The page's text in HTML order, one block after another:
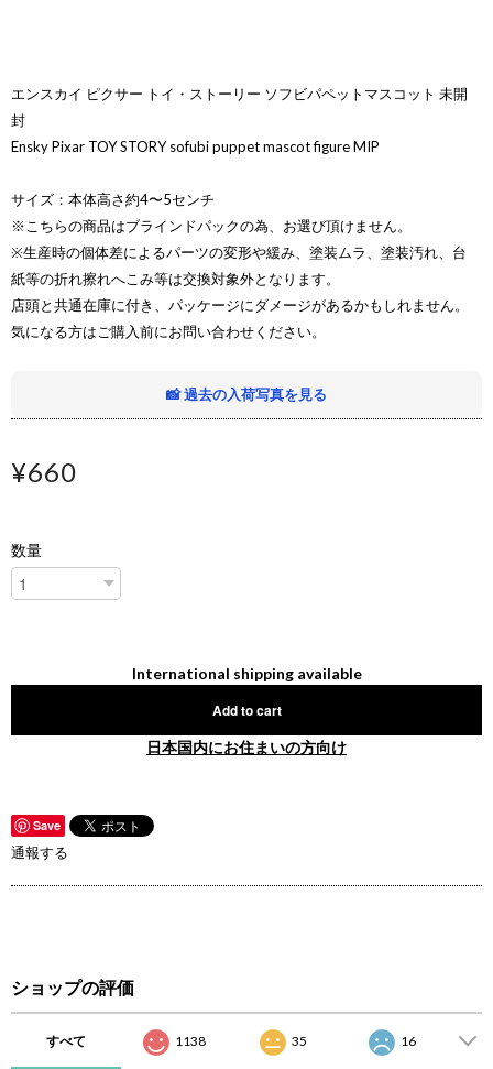
エンスカイ ピクサー トイ・ストーリー ソフビパペットマスコット 未開
封
Ensky Pixar TOY STORY sofubi puppet mascot figure MIP
サイズ：本体高さ約4〜5センチ
※こちらの商品はブラインドパックの為、お選び頂けません。
※生産時の個体差によるパーツの変形や緩み、塗装ムラ、塗装汚れ、台
紙等の折れ擦れへこみ等は交換対象外となります。
店頭と共通在庫に付き、パッケージにダメージがあるかもしれません。
気になる方はご購入前にお問い合わせください。
📸 過去の入荷写真を見る
¥660
数量
International shipping available
Add to cart
日本国内にお住まいの方向け
Save
通報する
ショップの評価
すべて 1138 35 16